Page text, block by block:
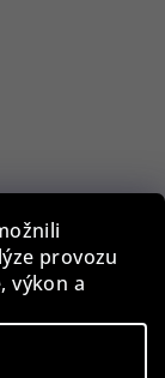
provozu
výkon a
B